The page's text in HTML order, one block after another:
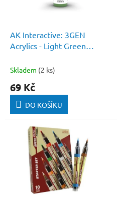
dAK Interactive: 3GEN
Acrylics - Light Green
Skladem (2 ks)
69 Kč
DO KOŠÍKU